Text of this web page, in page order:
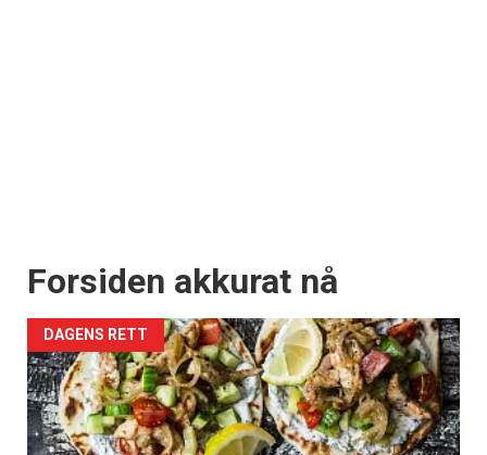
Forsiden akkurat nå
DAGENS RETT